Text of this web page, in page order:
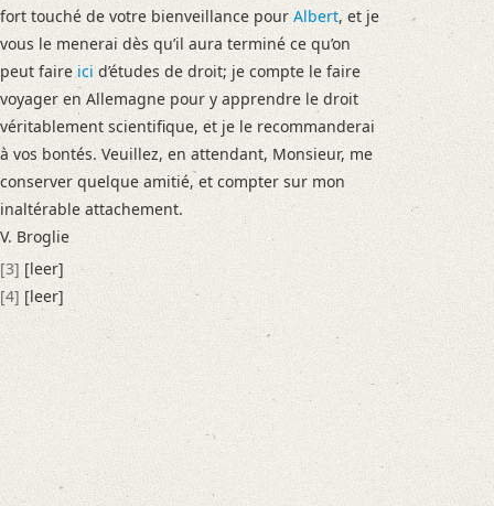
fort touché de votre bienveillance pour Albert, et je
vous le menerai dès qu’il aura terminé ce qu’on
peut faireici d’études de droit; je compte le faire
voyager en Allemagne pour y apprendre le droit
véritablement scientifique, et je le recommanderai
à vos bontés. Veuillez, en attendant, Monsieur, me
conserver quelque amitié, et compter sur mon
inaltérable attachement.
V. Broglie
[3] [leer]
[4] [leer]